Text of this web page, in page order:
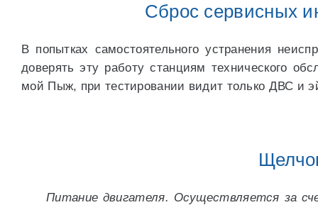
Сброс сервисных
В попытках самостоятельного устранения
доверять эту работу станциям технического
мой Пыж, при тестировании видит только ДВС и
Питание двигателя. Осуществляется за